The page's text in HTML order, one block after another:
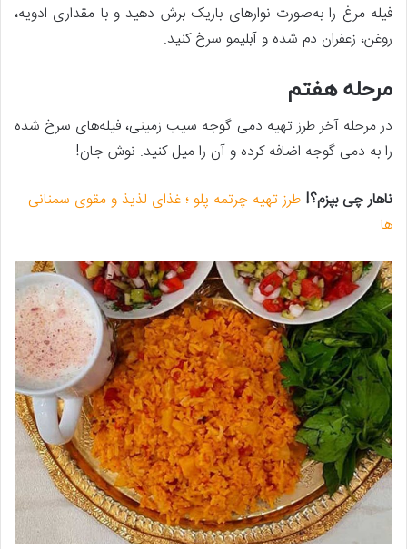
فیله مرغ را به‌صورت نوارهای باریک برش دهید و با مقداری ادویه،
روغن، زعفران دم شده و آبلیمو سرخ کنید.
مرحله هفتم
در مرحله آخر طرز تهیه دمی گوجه سیب زمینی، فیله‌های سرخ شده
را به دمی گوجه اضافه کرده و آن را میل کنید. نوش جان!
ناهار چی بپزم؟! طرز تهیه چرتمه پلو ؛ غذای لذیذ و مقوی سمنانی
ها